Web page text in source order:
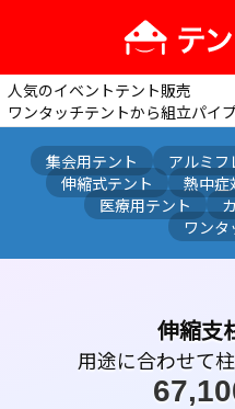
人気のイベントテント販売
ワンタッチテントから組立パイ
集会用テント アルミフ
伸縮式テント
熱中症
医療用テント
ワンタ
伸縮支
用途に合わせて